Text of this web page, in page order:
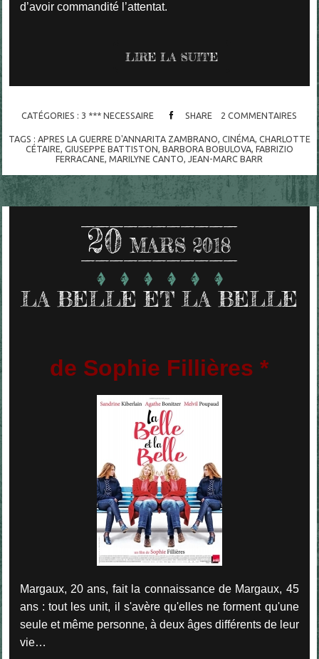
d’avoir commandité l’attentat.
LIRE LA SUITE
CATÉGORIES : 3 *** NECESSAIRE SHARE 2 COMMENTAIRES
TAGS : APRES LA GUERRE D'ANNARITA ZAMBRANO CINÉMA, CHARLOTTE
CÉTAIRE GIUSEPPE BATTISTON BARBORA BOBULOVA, FABRIZIO
FERRACANE ,MARILYNE CANTO JEAN-MARC BARR
20 MARS 2018
LA BELLE ET LA BELLE
de Sophie Fillières *
Margaux, 20 ans, fait la connaissance de Margaux, 45
ans : tout les unit, il s'avère qu'elles ne forment qu'une
seule et même personne, à deux âges différents de leur
vie…